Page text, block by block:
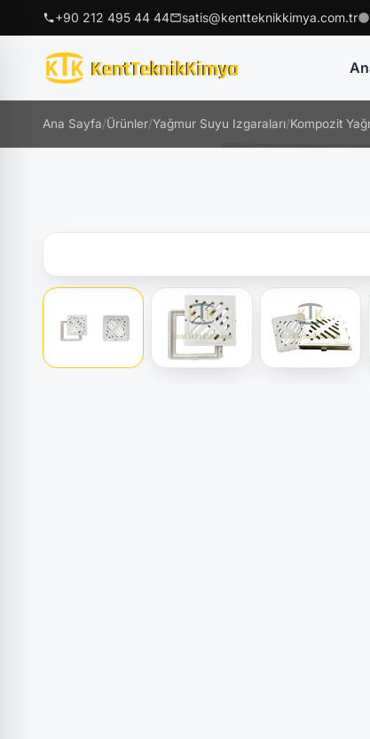
+90 212 495 44 44 satis@kentteknikkimya.com.tr
Ana Sayfa/Ürünler/Yağmur Suyu Izgaraları/Kompozit